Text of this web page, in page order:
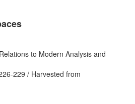
to Modern Analysis and
229 / Harvested from